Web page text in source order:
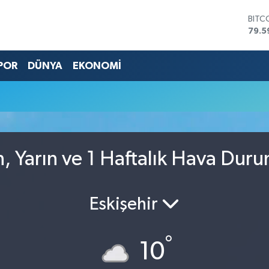
DÜNYA EKONOMİ
Yarın ve 1 Haftalık Hava
Eskişehir
10°